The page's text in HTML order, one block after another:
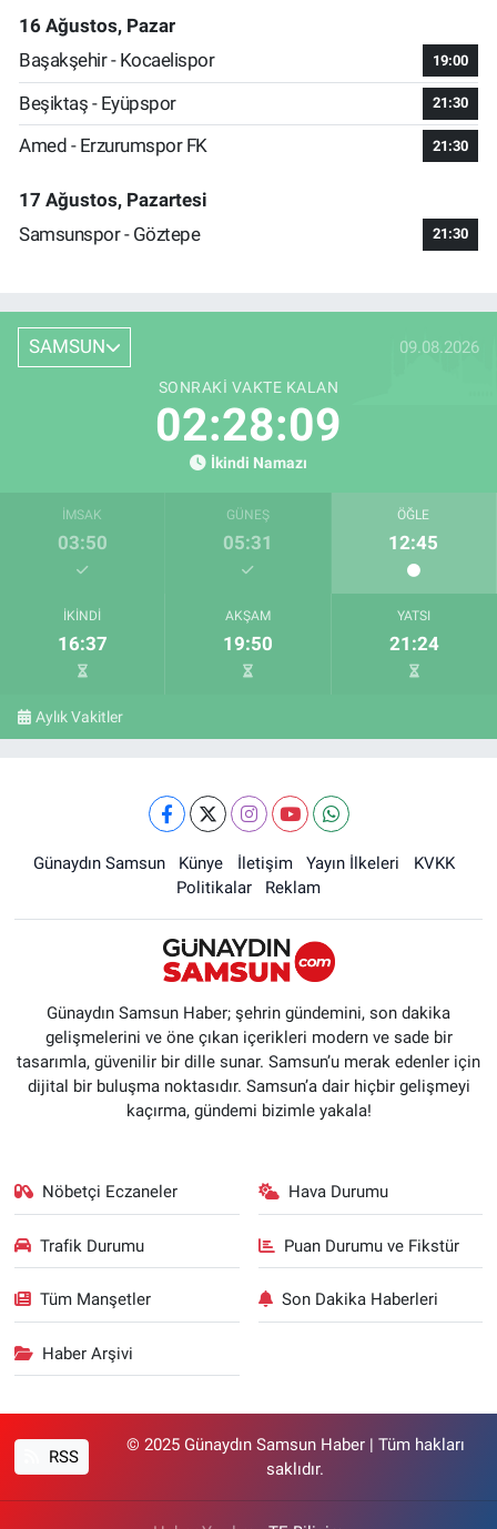
16 Ağustos, Pazar
Başakşehir - Kocaelispor
19:00
Beşiktaş - Eyüpspor 21:30
Amed - Erzurumspor FK 21:30
17 Ağustos, Pazartesi
Samsunspor - Göztepe
21:30
SAMSUN 09.08.2026
SONRAKI VAKTE KALAN
02:28:08
İkindi Namazı
İMSAK
03:50
GÜNEŞ
05:31
ÖĞLE
12:45
İKINDI
16:37
AKŞAM
19:50
YATSI
21:24
Aylık Vakitler
Günaydın Samsun Künye İletişim Yayın İlkeleri
KVKK
Politikalar
Reklam
Günaydın Samsun Haber; şehrin gündemini, son dakika
gelişmelerini ve öne çıkan içerikleri modern ve sade bir
tasarımla, güvenilir bir dille sunar. Samsun’u merak edenler için
dijital bir buluşma noktasıdır. Samsun’a dair hiçbir gelişmeyi
kaçırma, gündemi bizimle yakala!
Nöbetçi Eczaneler Hava Durumu
Trafik Durumu Puan Durumu ve Fikstür
Tüm Manşetler Son Dakika Haberleri
Haber Arşivi
RSS
© 2025 Günaydın Samsun Haber | Tüm hakları
saklıdır.